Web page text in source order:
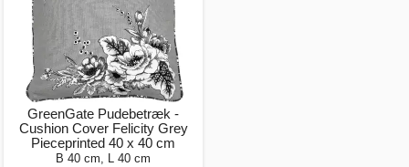
GreenGate Pudebetræk -
Cushion Cover Felicity Grey
Pieceprinted 40 x 40 cm
B 40 cm, L 40 cm